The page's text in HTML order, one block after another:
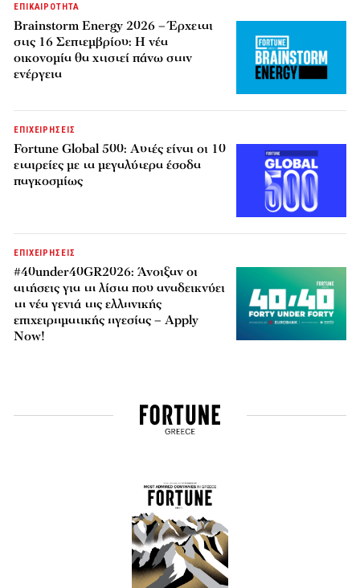
ΕΠΙΚΑΙΡΟΤΗΤΑ
Brainstorm Energy 2026 – Έρχεται
στις 16 Σεπτεμβρίου: Η νέα
οικονομία θα χτιστεί πάνω στην
ενέργεια
ΕΠΙΧΕΙΡΗΣΕΙΣ
Fortune Global 500: Αυτές είναι οι 10
εταιρείες με τα μεγαλύτερα έσοδα
παγκοσμίως
ΕΠΙΧΕΙΡΗΣΕΙΣ
#40under40GR2026: Άνοιξαν οι
αιτήσεις για τη λίστα που αναδεικνύει
τη νέα γενιά της ελληνικής
επιχειρηματικής ηγεσίας – Apply
Now!